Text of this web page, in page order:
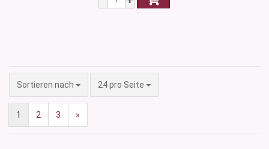
Sortieren nach
Sortieren nach 24 pro Seite
pro Seite
1 2 3 »